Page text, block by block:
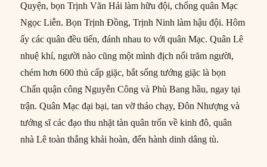
Quyện, bọn Trịnh Văn Hải làm hữu đội, chống quân Mạc
Ngọc Liễn. Bọn Trịnh Đồng, Trịnh Ninh làm hậu đội. Hôm
ấy các quân đều tiến, đánh nhau to với quân Mạc. Quân Lê
nhuệ khí, người nào cũng một mình địch nổi trăm người,
chém hơn 600 thủ cấp giặc, bắt sống tướng giặc là bọn
Chấn quận công Nguyễn Công và Phù Bang hầu, ngay tại
trận. Quân Mạc đại bại, tan vỡ tháo chạy, Đôn Nhượng và
tướng sĩ các đạo thu nhặt tàn quân trốn về kinh đô, quân
nhà Lê toàn thắng khải hoàn, đến hành dinh dâng tù.